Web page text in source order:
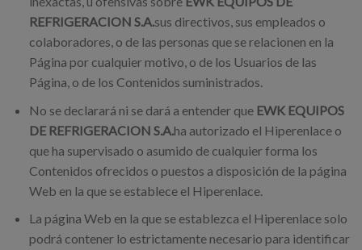
REFRIGERACION S.A.sus directivos, sus empleados o
colaboradores, o de las personas que se relacionen en la
Página por cualquier motivo, o de los Usuarios de las
Página, o de los Contenidos suministrados.
No se declarará ni se dará a entender que EWK EQUIPOS
DE REFRIGERACION S.A.ha autorizado el Hiperenlace o
que ha supervisado o asumido de cualquier forma los
Contenidos ofrecidos o puestos a disposición de la página
Web en la que se establece el Hiperenlace.
La página Web en la que se establezca el Hiperenlace solo
podrá contener lo estrictamente necesario para identificar